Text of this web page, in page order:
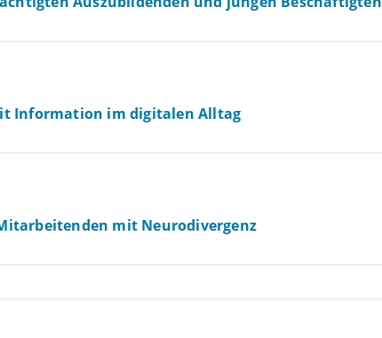
Information im digitalen Alltag
mit Neurodivergenz